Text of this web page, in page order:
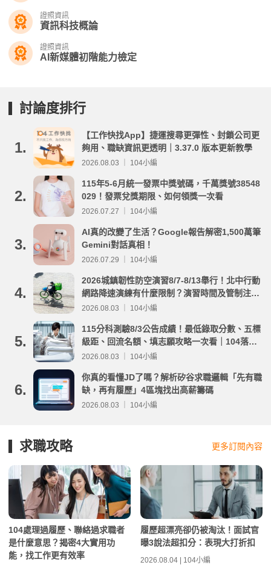
證照資訊
資訊科技概論
證照資訊
AI新媒體初階能力檢定
討論度排行
1.
【工作快找App】捷運搜尋更彈性、封鎖公司更
夠用、職缺資訊更透明｜3.37.0 版本更新教學
2026.08.03 ｜ 104小編
2.
115年5-6月統一發票中獎號碼，千萬獎號38548
029！發票兌獎期限、如何領獎一次看
2026.07.27 ｜ 104小編
3.
AI真的改變了生活？Google報告解密1,500萬筆
Gemini對話真相！
2026.07.29 ｜ 104小編
4.
2026城鎮韌性防空演習8/7-8/13舉行！北中行動
網路降速演練有什麼限制？演習時間及管制注意
事項整理
2026.08.03 ｜ 104小編
5.
115分科測驗8/3公告成績！最低錄取分數、五標
級距、回流名額、填志願攻略一次看｜104落點
分析
2026.08.03 ｜ 104小編
6.
你真的看懂JD了嗎？解析矽谷求職邏輯「先有職
缺，再有履歷」4區塊找出高薪籌碼
2026.08.03 ｜ 104小編
求職攻略 更多訂閱內容
104處理過履歷、聯絡過求職者
是什麼意思？揭密4大實用功
能，找工作更有效率
履歷超漂亮卻仍被淘汰！面試官
曝3說法超扣分：表現大打折扣
2026.08.04 | 104小編